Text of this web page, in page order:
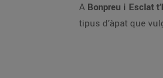
A Bonpreu i Esclat
tipus d’àpat que